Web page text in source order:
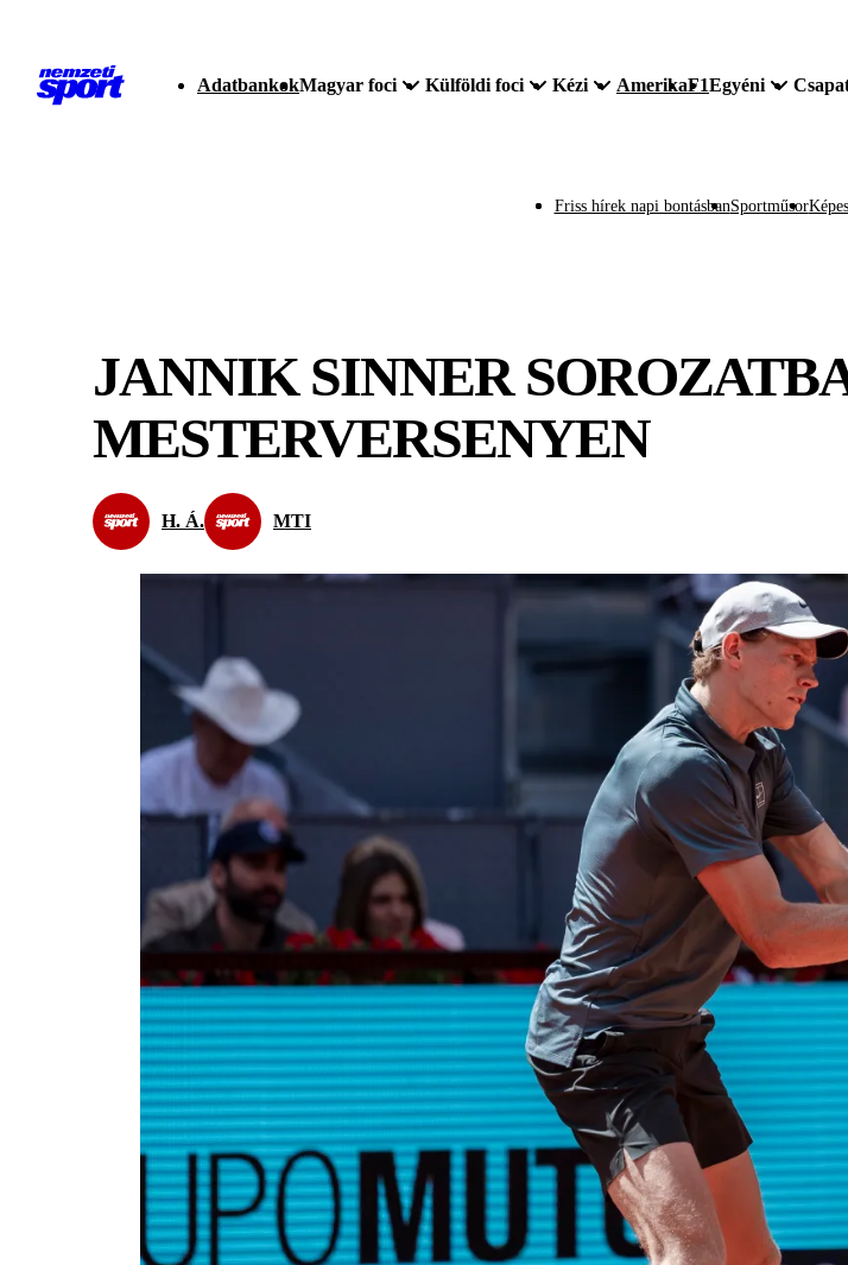
AdatbankokMagyar foci Külföldi foci Kézi AmerikaF1Egyéni
Friss hírek napi bontásbanSportműsor
JANNIK SINNER
MESTERVERSENYEN
H. Á. MTI